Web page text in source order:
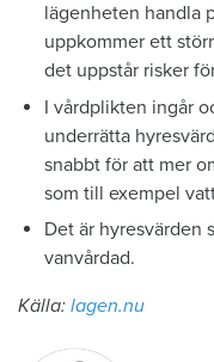
lägenheten handla
uppkommer ett
det uppstår risker
I vårdplikten ingår
underrätta
snabbt för att mer
som till exempel
Det är hyresvärden
vanvårdad.
Källa: lagen.nu